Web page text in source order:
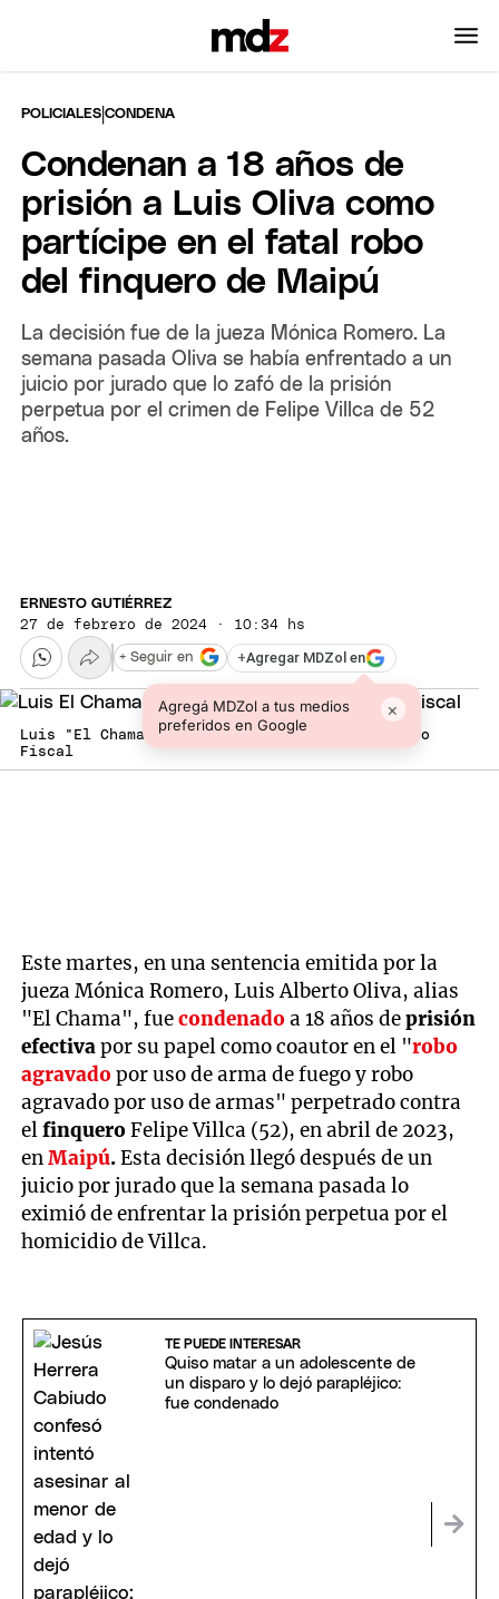
POLICIALES |CONDENA
Condenan a 18 años de
prisión a Luis Oliva como
partícipe en el fatal robo
del finquero de Maipú
La decisión fue de la jueza Mónica Romero. La
semana pasada Oliva se había enfrentado a un
juicio por jurado que lo zafó de la prisión
perpetua por el crimen de Felipe Villca de 52
años.
ERNESTO GUTIÉRREZ
27 de febrero de 2024 · 10:34 hs
+Agregar MDZol en
Agregá MDZol a tus medios
preferidos en Google
×
+ Seguir en
Luis "El Chama" Oliva Foto: Ministerio Público
Fiscal
Este martes, en una sentencia emitida por la
jueza Mónica Romero, Luis Alberto Oliva, alias
"El Chama", fuecondenadoa 18 años deprisión
efectivapor su papel como coautor en el "robo
agravadopor uso de arma de fuego y robo
agravado por uso de armas" perpetrado contra
elfinqueroFelipe Villca (52), en abril de 2023,
enMaipú.Esta decisión llegó después de un
juicio por jurado que la semana pasada lo
eximió de enfrentar la prisión perpetua por el
homicidio de Villca.
TE PUEDE INTERESAR
Quiso matar a un adolescente de
un disparo y lo dejó parapléjico:
fue condenado